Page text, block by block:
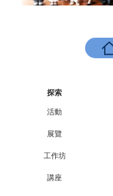
探索
活動
展覽
工作坊
講座